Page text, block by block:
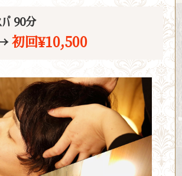
パ 90分
初回¥10,500